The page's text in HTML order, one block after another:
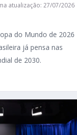
atualização: 27/07/2026
do Mundo de 2026
já pensa nas
de 2030.